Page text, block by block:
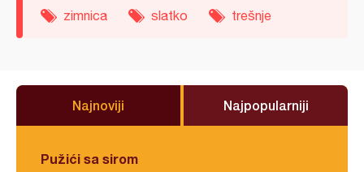
zimnica slatko trešnje
Najnoviji Najpopularniji
Pužići sa sirom